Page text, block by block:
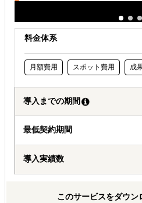
料金体系
月額費用 スポット費用 成
導入までの期間
最低契約期間
導入実績数
このサービスをダウン